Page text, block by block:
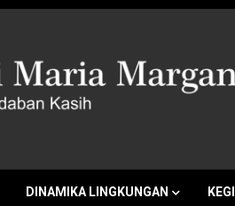
Maria
DINAMIKA LINGKUNGAN